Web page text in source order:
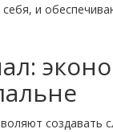
себя, и
создавать